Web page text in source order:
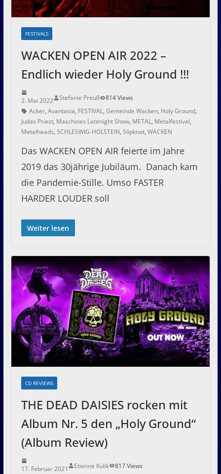
FESTIVALS
WACKEN OPEN AIR 2022 –
Endlich wieder Holy Ground !!!
2. Mai 2022 Stefanie Preuß
814 Views
Acker, Avantasia, FESTIVAL, Gemeinde Wacken, Holy Ground,
Judas Priest, Maschines Latenight Show, METAL, Metalfestival,
Metalheads, SCHLESWIG-HOLSTEIN, Slipknot, WACKEN
Das WACKEN OPEN AIR feierte im Jahre
2019 das 30jährige Jubiläum. Danach kam
die Pandemie-Stille. Umso FASTER
HARDER LOUDER soll
Weiter lesen
CD REVIEWS
THE DEAD DAISIES rocken mit
Album Nr. 5 den „Holy Ground“
(Album Review)
17. Februar 2021 Etienne Kulik
817 Views